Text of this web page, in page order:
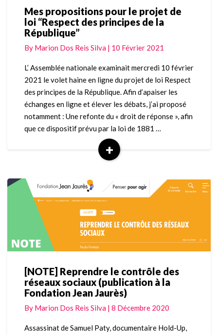
Mes
propositions
pour
projet
de
“Respect
des
principes
de
la
Mes propositions pour le projet de
loi “Respect des principes de la
République”
By Marion Dos Reis Silva | 10 Février 2021
L’ Assemblée nationale examinait mercredi 10 février
2021 le volet haine en ligne du projet de loi Respect
des principes de la République. Afin d’apaiser les
échanges en ligne et élever les débats, j’ai proposé
notamment : Une refonte du « droit de réponse », afin
que ce dispositif prévu par la loi de 1881 …
+
Read
[NOTE]
Reprendre
le
des
réseaux
[NOTE] Reprendre le contrôle des
réseaux sociaux (publication à la
Fondation Jean Jaurès)
By Marion Dos Reis Silva | 8 Décembre 2020
Assassinat de Samuel Paty, documentaire Hold-Up,